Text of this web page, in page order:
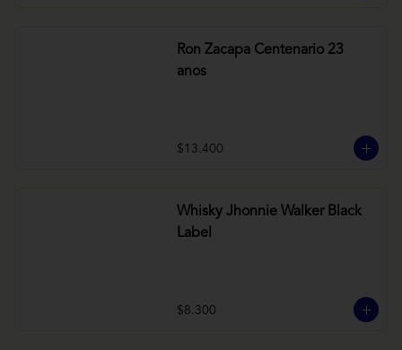
Ron Zacapa Centenario 23
anos
$13.400
Whisky Jhonnie Walker Black
Label
$8.300